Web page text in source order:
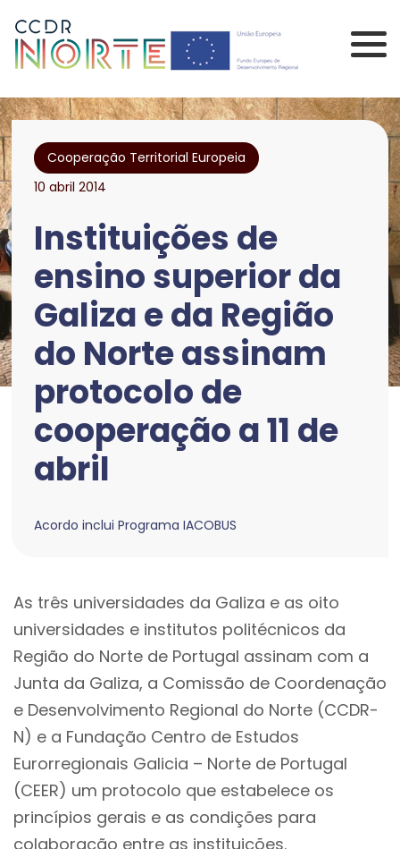
Comissão de
Cooperação Territorial Europeia
10 abril 2014
Instituições de
ensino superior da
Galiza e da Região
do Norte assinam
protocolo de
cooperação a 11 de
abril
Acordo inclui Programa IACOBUS
As três universidades da Galiza e as oito
universidades e institutos politécnicos da
Região do Norte de Portugal assinam com a
Junta da Galiza, a Comissão de Coordenação
e Desenvolvimento Regional do Norte (CCDR-
N) e a Fundação Centro de Estudos
Eurorregionais Galicia – Norte de Portugal
(CEER) um protocolo que estabelece os
princípios gerais e as condições para
colaboração entre as instituições.